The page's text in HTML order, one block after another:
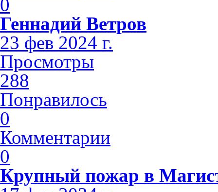
0
Геннадий Ветров
23 фев 2024 г.
Просмотры
288
Понравилось
0
Комментарии
0
Крупный пожар в